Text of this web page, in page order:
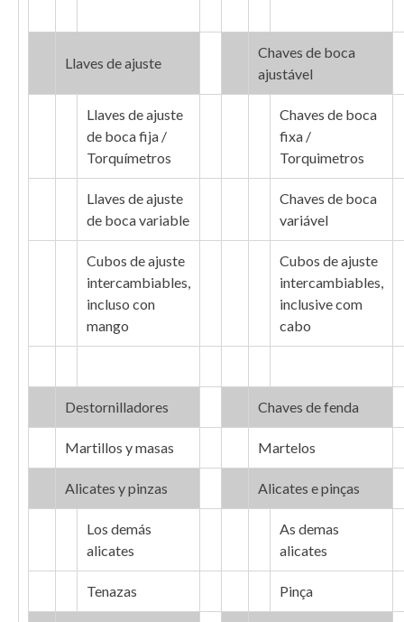
Llaves de ajuste
Chaves de boca
ajustável
Llaves de ajuste
de boca fija /
Torquímetros
Chaves de boca
fixa /
Torquimetros
Llaves de ajuste
de boca variable
Chaves de boca
variável
Cubos de ajuste
intercambiables,
incluso con
mango
Cubos de ajuste
intercambiables,
inclusive com
cabo
Destornilladores Chaves de fenda
Martillos y masas Martelos
Alicates y pinzas Alicates e pinças
Los demás
alicates
As demas
alicates
Tenazas Pinça